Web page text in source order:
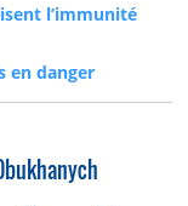
l’immunité
en danger